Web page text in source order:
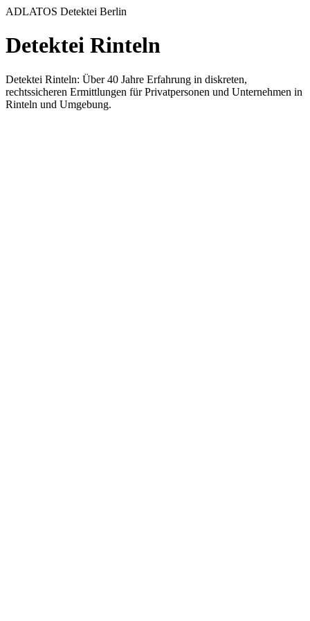
ADLATOS Detektei Berlin
Detektei Rinteln
Detektei Rinteln: Über 40 Jahre Erfahrung in diskreten,
rechtssicheren Ermittlungen für Privatpersonen und Unternehmen in
Rinteln und Umgebung.